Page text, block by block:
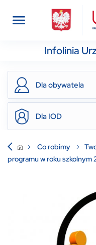
Infolinia
Dla obywatela
Dla IOD
Co robimy
programu w roku